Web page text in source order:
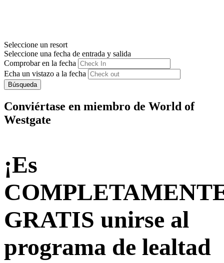
Seleccione un resort
Seleccione una fecha de entrada y salida
Comprobar en la fecha
Echa un vistazo a la fecha
Búsqueda
Conviértase en miembro de World of
Westgate
¡Es
GRATIS unirse al
programa de lealtad